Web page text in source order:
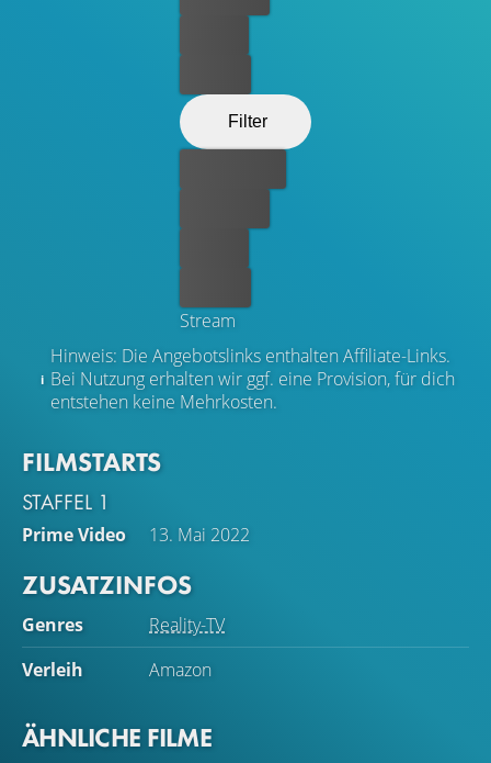
Filter
Stream
Hinweis: Die Angebotslinks enthalten Affiliate-Links.
Bei Nutzung erhalten wir ggf. eine Provision, für dich
entstehen keine Mehrkosten.
FILMSTARTS
STAFFEL 1
Prime Video 13. Mai 2022
ZUSATZINFOS
Genres
Reality-TV
Verleih
Amazon
ÄHNLICHE FILME